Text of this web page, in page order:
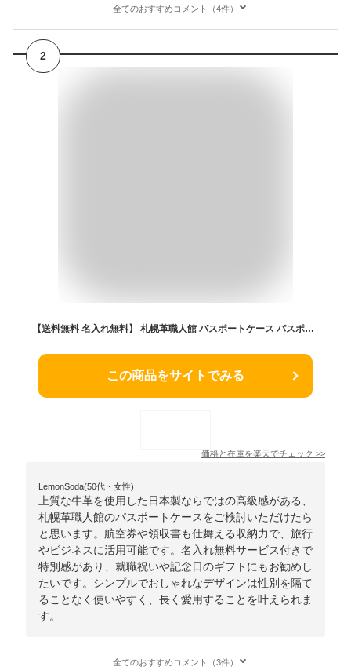
全てのおすすめコメント（4件）
2
【送料無料 名入れ無料】 札幌革職人館 パスポートケース パスポートカバー 革 レザー 本革 メンズ レディース 日本製 ブランド おしゃれ 就職 入学 記念日 男性 女性 ビジネス ギフト プレゼント 牛革 上質 ギフト 高級感 クレジットカード 小さい財布 父の日
この商品をサイトでみる
価格と在庫を楽天でチェック >>
LemonSoda(50代・女性)
上質な牛革を使用した日本製ならではの高級感がある、
札幌革職人館のパスポートケースをご検討いただけたら
と思います。航空券や領収書も仕舞える収納力で、旅行
やビジネスに活用可能です。名入れ無料サービス付きで
特別感があり、就職祝いや記念日のギフトにもお勧めし
たいです。シンプルでおしゃれなデザインは性別を隔て
ることなく使いやすく、長く愛用することを叶えられま
す。
全てのおすすめコメント（3件）